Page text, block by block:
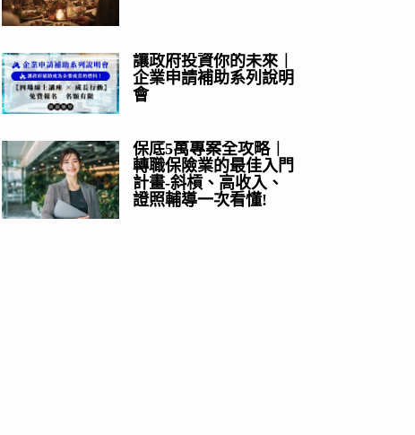
讓政府投資你的未來｜
企業申請補助系列說明
會
保底5萬專案全攻略｜
轉職保險業的最佳入門
計畫-斜槓、高收入、
證照輔導一次看懂!